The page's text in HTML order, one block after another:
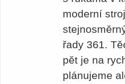
moderní
řady 361.
pět je na
plánujeme